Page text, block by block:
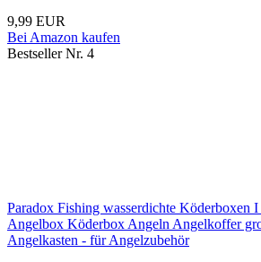
9,99 EUR
Bei Amazon kaufen
Bestseller Nr. 4
Paradox Fishing wasserdichte Köderboxen
Angelbox Köderbox Angeln Angelkoffer
Angelkasten - für Angelzubehör